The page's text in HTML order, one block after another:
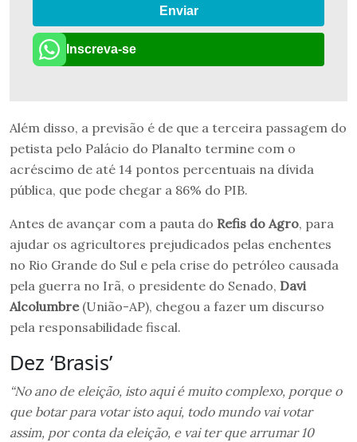
Enviar
Inscreva-se
Além disso, a previsão é de que a terceira passagem do
petista pelo Palácio do Planalto termine com o
acréscimo de até 14 pontos percentuais na dívida
pública, que pode chegar a 86% do PIB.
Antes de avançar com a pauta do Refis do Agro, para
ajudar os agricultores prejudicados pelas enchentes
no Rio Grande do Sul e pela crise do petróleo causada
pela guerra no Irã, o presidente do Senado, Davi
Alcolumbre(União-AP), chegou a fazer um discurso
pela responsabilidade fiscal.
Dez ‘Brasis’
“No ano de eleição, isto aqui é muito complexo, porque o
que botar para votar isto aqui, todo mundo vai votar
assim, por conta da eleição, e vai ter que arrumar 10